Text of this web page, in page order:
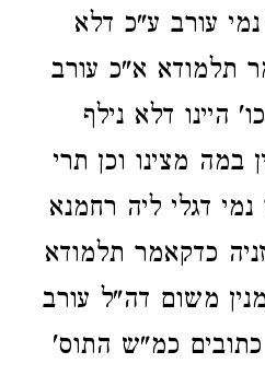
נמי עורב ע"כ דלא
תלמודא א"כ עורב
היינו דלא נילף
במה מצינו וכן תרי
נמי דגלי ליה רחמנא
כדקאמר תלמודא
משום דה"ל עורב
כתובים כמ"ש התוס'